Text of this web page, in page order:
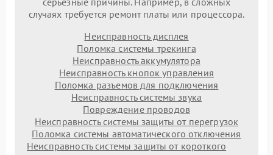
случаях требуется ремонт платы или процессора.
Неисправность дисплея
Поломка системы трекинга
Неисправность аккумулятора
Неисправность кнопок управления
Поломка разъемов для подключения
Неисправность системы звука
Повреждение проводов
Неисправность системы защиты от перегрузок
Поломка системы автоматического отключения
Неисправность системы защиты от короткого